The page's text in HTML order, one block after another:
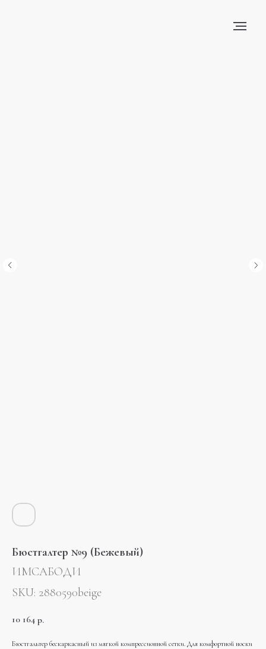
Бюстгалтер №9 (Бежевый)
ИМСАБОДИ
SKU: 2880590beige
10 164 р.
Бюстгальтер бескаркасный из мягкой компрессионной сетки. Для комфортной носки